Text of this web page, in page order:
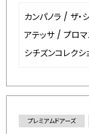
カンパノラ / ザ・
アテッサ / プロ
シチズンコレクシ
プレミアムドアーズ